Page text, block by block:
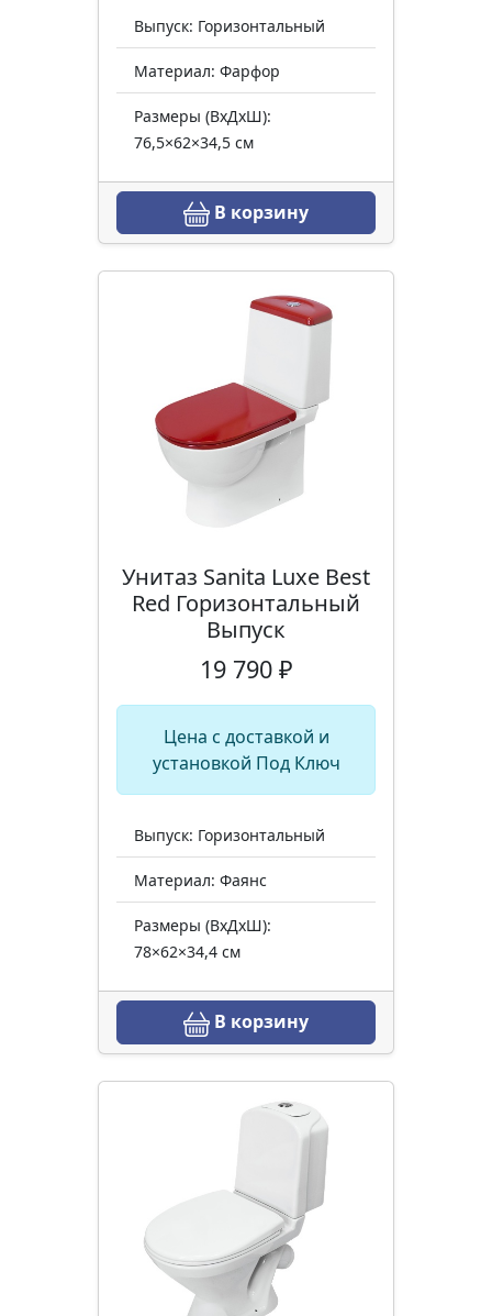
Выпуск: Горизонтальный
Материал: Фарфор
Размеры (ВхДхШ):
76,5×62×34,5 см
В корзину
Унитаз Sanita Luxe Best
Red Горизонтальный
Выпуск
19 790 ₽
Цена с доставкой и
установкой Под Ключ
Выпуск: Горизонтальный
Материал: Фаянс
Размеры (ВхДхШ):
78×62×34,4 см
В корзину